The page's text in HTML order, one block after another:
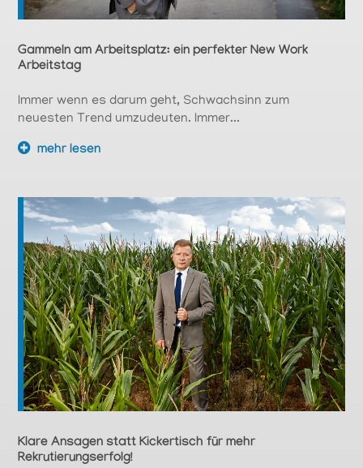
Gammeln am Arbeitsplatz: ein perfekter New Work
Arbeitstag
Immer wenn es darum geht, Schwachsinn zum
neuesten Trend umzudeuten. Immer...
mehr lesen
Klare Ansagen statt Kickertisch für mehr
Rekrutierungserfolg!